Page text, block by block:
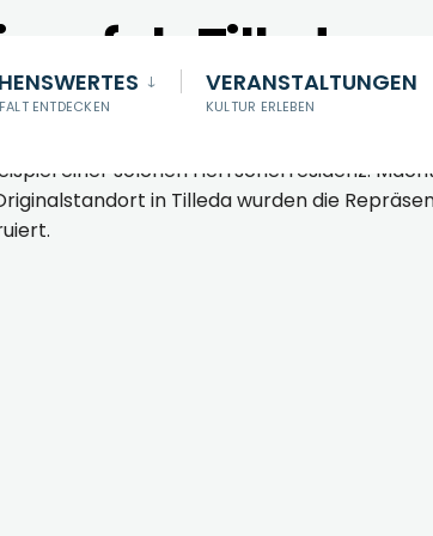
ENTDECKEN
VERANSTALTUNGEN
KULTUR ERLEBEN
Tilleda
für umherreisende Könige, die in den
einer solchen Herrscherresidenz.
in Tilleda wurden die